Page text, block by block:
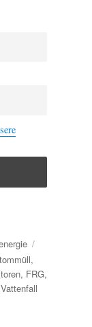
,
, FRG,
Vattenfall